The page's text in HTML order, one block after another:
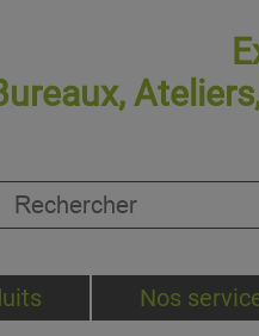
Nos